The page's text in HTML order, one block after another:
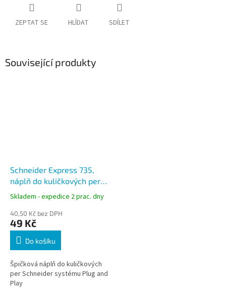
ZEPTAT SE HLÍDAT SDÍLET
Související produkty
Schneider Express 735,
náplň do kuličkových per
modrá, 0,5 mm
Skladem - expedice 2 prac. dny
40,50 Kč bez DPH
49 Kč
Do košíku
Špičková náplň do kuličkových
per Schneider systému Plug and
Play